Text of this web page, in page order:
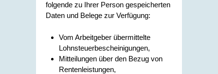
folgende zu Ihrer Person gespeicherten
Daten und Belege zur Verfügung:
Vom Arbeitgeber übermittelte
Lohnsteuerbescheinigungen,
Mitteilungen über den Bezug von
Rentenleistungen,